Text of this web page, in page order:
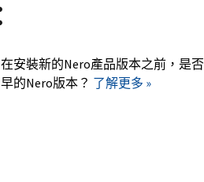
在安裝新的Nero產品版本之前，是
早的Nero版本？ 了解更多 »